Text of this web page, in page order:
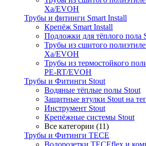
Xa/EVOH
Трубы и фитинги Smart Install
Крепёж Smart Install
Подложки для тёплого пола
Трубы из сшитого
Xa/EVOH
Трубы из термостойкого
PE-RT/EVOH
Трубы и Фитинги Stout
Водяные тёплые полы Stout
Защитные втулки Stout на
Инструмент Stout
Крепёжные системы Stout
Все категории (11)
Трубы и Фитинги TECE
Водорозетки TECEflex и